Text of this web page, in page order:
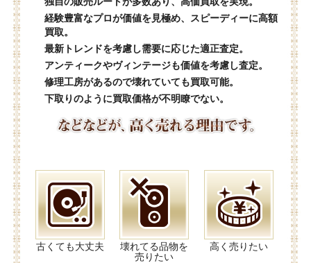
経験豊富なプロが価値を見極め、スピーディーに高額
買取。
最新トレンドを考慮し需要に応じた適正査定。
アンティークやヴィンテージも価値を考慮し査定。
修理工房があるので壊れていても買取可能。
下取りのように買取価格が不明瞭でない。
古くても大丈夫
壊れてる品物を
売りたい
高く売りたい